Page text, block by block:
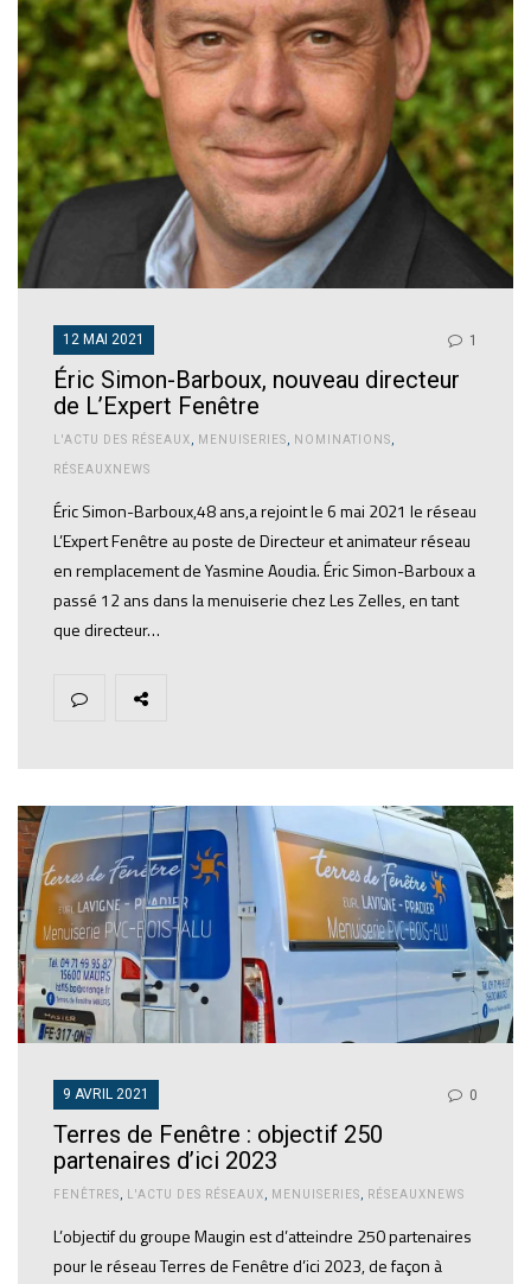
12 MAI 2021 1
Éric Simon-Barboux, nouveau directeur
de L’Expert Fenêtre
L'ACTU DES RÉSEAUX, MENUISERIES, NOMINATIONS,
RÉSEAUXNEWS
Éric Simon-Barboux,48 ans,a rejoint le 6 mai 2021 le réseau
L’Expert Fenêtre au poste de Directeur et animateur réseau
en remplacement de Yasmine Aoudia. Éric Simon-Barboux a
passé 12 ans dans la menuiserie chez Les Zelles, en tant
que directeur…
9 AVRIL 2021 0
Terres de Fenêtre : objectif 250
partenaires d’ici 2023
FENÊTRES, L'ACTU DES RÉSEAUX, MENUISERIES, RÉSEAUXNEWS
L’objectif du groupe Maugin est d’atteindre 250 partenaires
pour le réseau Terres de Fenêtre d’ici 2023, de façon à